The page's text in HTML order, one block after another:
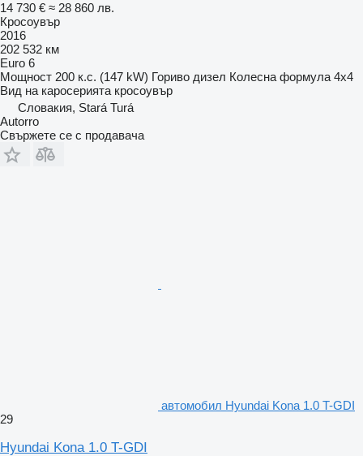
14 730 € ≈ 28 860 лв.
Кросоувър
2016
202 532 км
Euro 6
Мощност 200 к.с. (147 kW) Гориво дизел Колесна формула 4x4
Вид на каросерията кросоувър
Словакия, Stará Turá
Autorro
Свържете се с продавача
автомобил Hyundai Kona 1.0 T-GDI
29
Hyundai Kona 1.0 T-GDI